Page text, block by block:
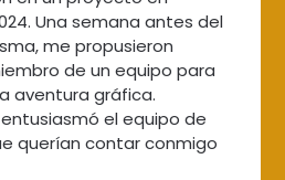
Una semana antes del
me propusieron
de un equipo para
aventura gráfica.
el equipo de
querían contar conmigo